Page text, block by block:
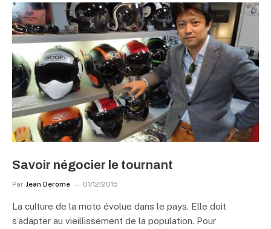
Savoir négocier le tournant
Par Jean Derome 01/12/2015
La culture de la moto évolue dans le pays. Elle doit
s’adapter au vieillissement de la population. Pour